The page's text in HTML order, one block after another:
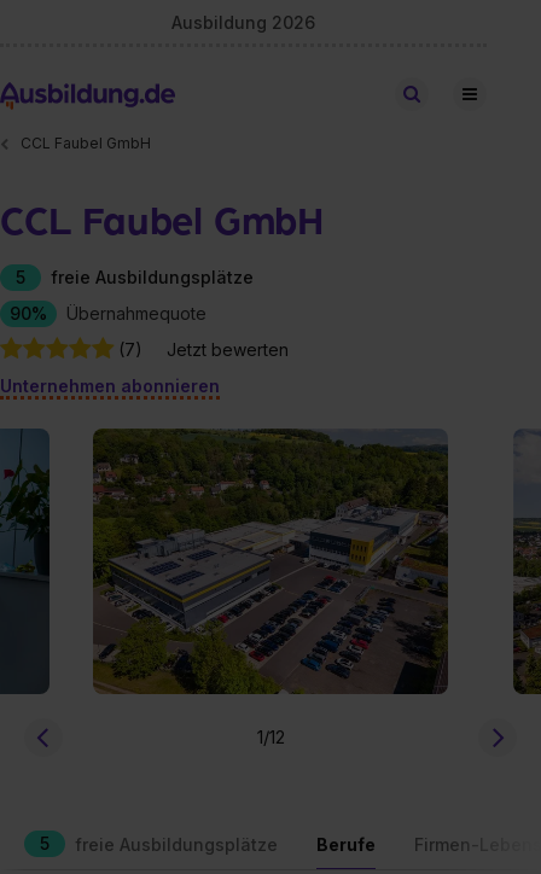
Ausbildung 2026
Stellen finden
CCL Faubel GmbH
CCL Faubel GmbH
5
freie Ausbildungsplätze
90%
Übernahmequote
(7)
Jetzt bewerten
Unternehmen abonnieren
1/12
5 freie Ausbildungsplätze Berufe Firmen-